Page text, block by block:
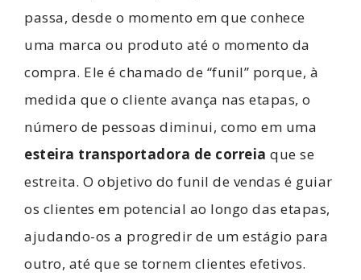
passa, desde o momento em que conhece
uma marca ou produto até o momento da
compra. Ele é chamado de “funil” porque, à
medida que o cliente avança nas etapas, o
número de pessoas diminui, como em uma
esteira transportadora de correia que se
estreita. O objetivo do funil de vendas é guiar
os clientes em potencial ao longo das etapas,
ajudando-os a progredir de um estágio para
outro, até que se tornem clientes efetivos.